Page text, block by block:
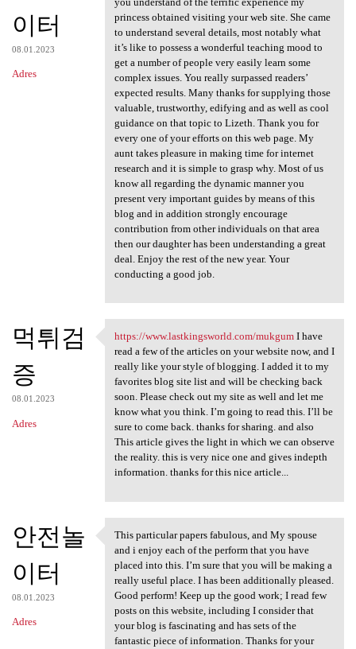
이터
08.01.2023
Adres
princess obtained visiting your web site. She came
to understand several details, most notably what
it’s like to possess a wonderful teaching mood to
get a number of people very easily learn some
complex issues. You really surpassed readers’
expected results. Many thanks for supplying those
valuable, trustworthy, edifying and as well as cool
guidance on that topic to Lizeth. Thank you for
every one of your efforts on this web page. My
aunt takes pleasure in making time for internet
research and it is simple to grasp why. Most of us
know all regarding the dynamic manner you
present very important guides by means of this
blog and in addition strongly encourage
contribution from other individuals on that area
then our daughter has been understanding a great
deal. Enjoy the rest of the new year. Your
conducting a good job.
먹튀검
증
08.01.2023
Adres
https://www.lastkingsworld
https://www.lastkingsworld.com/mukgumI have
read a few of the articles on your website now, and I
really like your style of blogging. I added it to my
favorites blog site list and will be checking back
soon. Please check out my site as well and let me
know what you think. I’m going to read this. I’ll be
sure to come back. thanks for sharing. and also
This article gives the light in which we can observe
the reality. this is very nice one and gives indepth
information. thanks for this nice article...
안전놀
이터
08.01.2023
Adres
This particular papers
This particular papers fabulous, and My spouse
and i enjoy each of the perform that you have
placed into this. I’m sure that you will be making a
really useful place. I has been additionally pleased.
Good perform! Keep up the good work; I read few
posts on this website, including I consider that
your blog is fascinating and has sets of the
fantastic piece of information. Thanks for your